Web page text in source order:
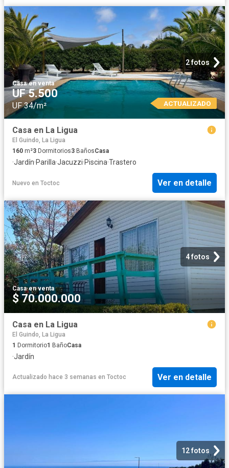
2 fotos
Casa·en venta
UF 5.500
UF 34/m² ACTUALIZADO
Casa en La Ligua
El Guindo, La Ligua
160 m²3 Dormitorios3 BañosCasa
·Jardín·Parilla·Jacuzzi·Piscina·Trastero
Nuevo en Toctoc Ver en detalle
4 fotos
Casa·en venta
$ 70.000.000
Casa en La Ligua
El Guindo, La Ligua
1 Dormitorio1 BañoCasa
·Jardín
Actualizado hace 3 semanas en Toctoc Ver en detalle
12 fotos